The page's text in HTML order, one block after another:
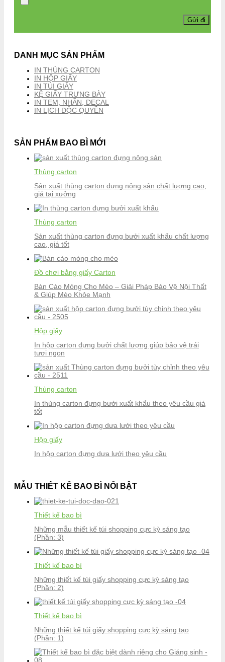
DANH MỤC SẢN PHẨM
IN THÙNG CARTON
IN HỘP GIẤY
IN TÚI GIẤY
KỆ GIẤY TRƯNG BÀY
IN TEM, NHÃN, DECAL
IN LỊCH ĐỘC QUYỀN
SẢN PHẨM BAO BÌ MỚI
Thùng carton
Sản xuất thùng carton đựng nông sản chất lượng cao,
giá tại xưởng
Thùng carton
Sản xuất thùng carton đựng bưởi xuất khẩu chất lượng
cao, giá tốt
Đồ chơi bằng giấy Carton
Bàn Cào Móng Cho Mèo – Giải Pháp Bảo Vệ Nội Thất
& Giúp Mèo Khỏe Mạnh
Hộp giấy
In hộp carton đựng bưởi chất lượng giúp bảo vệ trái
tươi ngon
Thùng carton
In thùng carton đựng bưởi xuất khẩu theo yêu cầu giá
tốt
Hộp giấy
In hộp carton đựng dưa lưới theo yêu cầu
MẪU THIẾT KẾ BAO BÌ NỔI BẬT
Thiết kế bao bì
Những mẫu thiết kế túi shopping cực kỳ sáng tạo
(Phần: 3)
Thiết kế bao bì
Những thiết kế túi giấy shopping cực kỳ sáng tạo
(Phần: 2)
Thiết kế bao bì
Những thiết kế túi giấy shopping cực kỳ sáng tạo
(Phần: 1)